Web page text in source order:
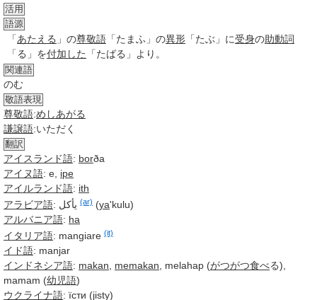
活用
語源
「あたえる 」の尊敬語 「たまふ」の異形 「たぶ」に受身の助動詞
「る」を付加した 「たばる 」より。
関連語
のむ
敬語表現
尊敬語:めしあがる
謙譲語:いただく
翻訳
アイスランド語: borða
アイヌ語: e, ipe
アイルランド語: ith
アラビア語: يأكل (ar) (ya'kulu)
アルバニア語: ha
イタリア語: mangiare (it)
イド語: manjar
インドネシア語: makan memakan , melahap (がつがつ食べる),
mamam (幼児語)
ウクライナ語: їсти (jisty)